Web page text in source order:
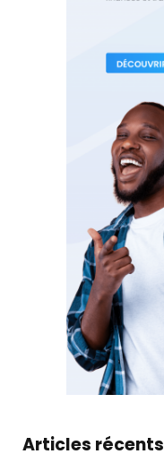
Articles récents